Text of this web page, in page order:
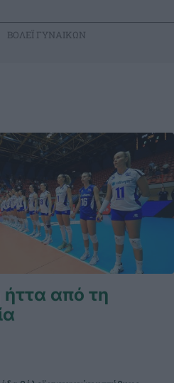
ΒΟΛΕΪ ΓΥΝΑΙΚΩΝ
ήττα από τη